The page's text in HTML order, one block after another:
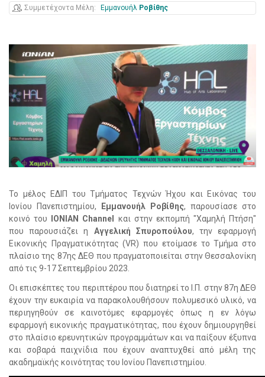
Συμμετέχοντα Μέλη Εμμανουήλ Ροβίθης
Το μέλος ΕΔΙΠ του Τμήματος Τεχνών Ήχου και Εικόνας του
Ιονίου Πανεπιστημίου,
Εμμανουήλ Ροβίθης, παρουσίασε στο
κοινό του
IONIAN Channel
και στην εκπομπή "Χαμηλή Πτήση"
που παρουσιάζει η Αγγελική Σπυροπούλου, την εφαρμογή
Εικονικής Πραγματικότητας (VR) που ετοίμασε το Τμήμα στο
πλαίσιο της 87ης ΔΕΘ που πραγματοποιείται στην Θεσσαλονίκη
από τις 9-17 Σεπτεμβρίου 2023.
Οι επισκέπτες του περιπτέρου που διατηρεί το Ι.Π. στην 87η ΔΕΘ
έχουν την ευκαιρία να παρακολουθήσουν πολυμεσικό υλικό, να
περιηγηθούν σε καινοτόμες εφαρμογές όπως η εν λόγω
εφαρμογή εικονικής πραγματικότητας, που έχουν δημιουργηθεί
στο πλαίσιο ερευνητικών προγραμμάτων και να παίξουν έξυπνα
και σοβαρά παιχνίδια που έχουν αναπτυχθεί από μέλη της
ακαδημαϊκής κοινότητας του Ιονίου Πανεπιστημίου.